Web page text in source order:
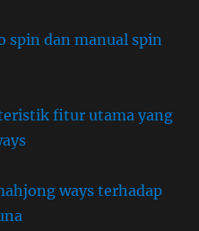
spin dan manual spin
fitur utama yang
ways terhadap